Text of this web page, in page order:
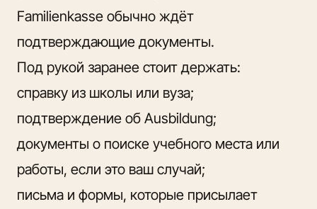
Familienkasse обычно ждёт
подтверждающие документы.
Под рукой заранее стоит держать:
справку из школы или вуза;
подтверждение об Ausbildung;
документы о поиске учебного места или
работы, если это ваш случай;
письма и формы, которые присылает